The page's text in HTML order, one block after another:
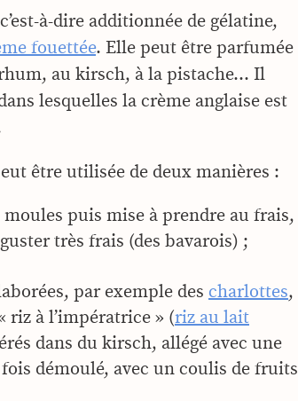
à-dire additionnée de gélatine,
fouettée. Elle peut être parfumée
au kirsch, à la pistache… Il
lesquelles la crème anglaise est
être utilisée de deux manières :
puis mise à prendre au frais,
très frais (des bavarois) ;
par exemple des charlottes,
riz à l’impératrice » (riz au lait
dans du kirsch, allégé avec une
démoulé, avec un coulis de fruits